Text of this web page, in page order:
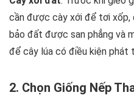
cần được cày xới để tơi xốp,
bảo đất được san phẳng và
để cây lúa có điều kiện phát
2. Chọn Giống Nếp